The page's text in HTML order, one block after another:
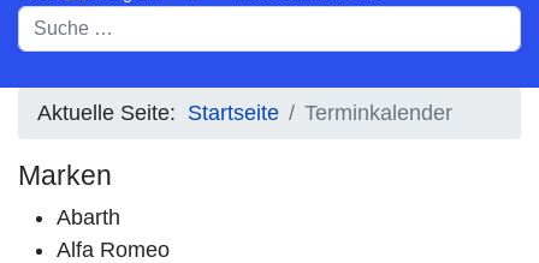
Suchen
Aktuelle Seite: Startseite Terminkalender
Marken
Abarth
Alfa Romeo